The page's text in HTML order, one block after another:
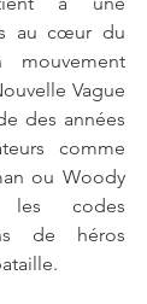
au cœur du
mouvement
Vague
des années
comme
ou Woody
les codes
de héros